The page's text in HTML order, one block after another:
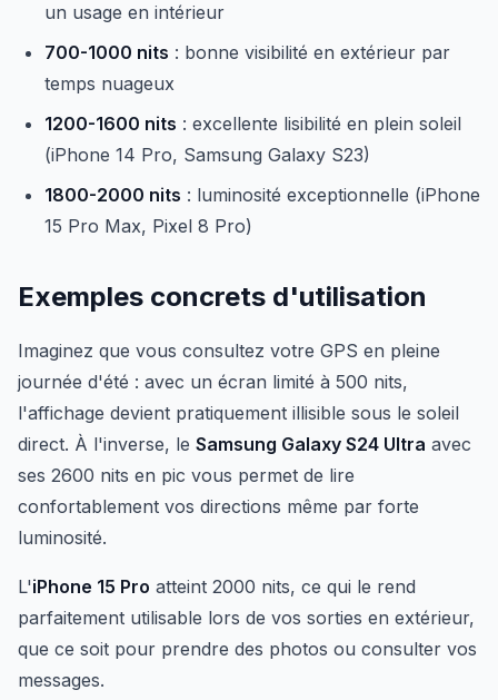
un usage en intérieur
700-1000 nits : bonne visibilité en extérieur par
temps nuageux
1200-1600 nits : excellente lisibilité en plein soleil
(iPhone 14 Pro, Samsung Galaxy S23)
1800-2000 nits : luminosité exceptionnelle (iPhone
15 Pro Max, Pixel 8 Pro)
Exemples concrets d'utilisation
Imaginez que vous consultez votre GPS en pleine
journée d'été : avec un écran limité à 500 nits,
l'affichage devient pratiquement illisible sous le soleil
direct. À l'inverse, le Samsung Galaxy S24 Ultra avec
ses 2600 nits en pic vous permet de lire
confortablement vos directions même par forte
luminosité.
L'iPhone 15 Pro atteint 2000 nits, ce qui le rend
parfaitement utilisable lors de vos sorties en extérieur,
que ce soit pour prendre des photos ou consulter vos
messages.